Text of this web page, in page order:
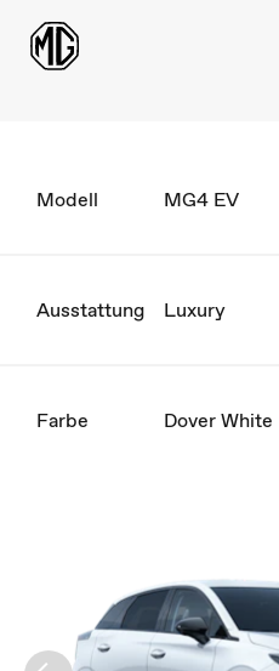
Modell MG4 EV
Ausstattung Luxury
Farbe Dover White